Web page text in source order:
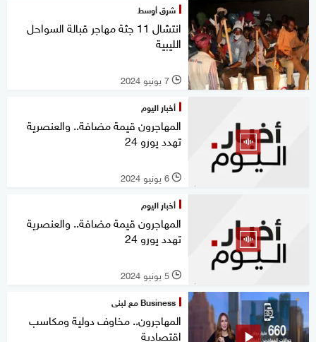
شرق أوسط
انتشال 11 جثة مهاجر قبالة السواحل
الليبية
l 7 يونيو 2024
أخبار اليوم
المهاجرون قيمة مضافة.. والعنصرية
تهدد يورو 24
l 6 يونيو 2024
أخبار اليوم
المهاجرون قيمة مضافة.. والعنصرية
تهدد يورو 24
l 5 يونيو 2024
Business مع لبنى
المهاجرون.. مخاوف دولية ومكاسب
اقتصادية